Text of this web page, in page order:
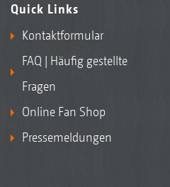
Quick Links
Kontaktformular
FAQ | Häufig gestellte
Fragen
Online Fan Shop
Pressemeldungen